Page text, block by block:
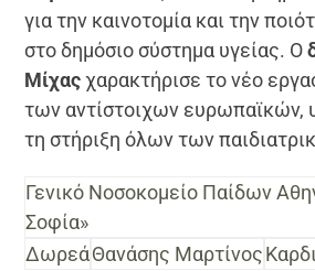
για την καινοτομία και την
στο δημόσιο σύστημα υγείας. Ο
Μίχαςχαρακτήρισε το νέο
των αντίστοιχων ευρωπαϊκών,
τη στήριξη όλων των
Γενικό Νοσοκομείο Παίδων
Σοφία»
ΔωρεάΘανάσης Μαρτίνος